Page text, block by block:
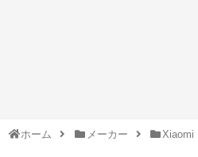
ホーム メーカー Xiaomi